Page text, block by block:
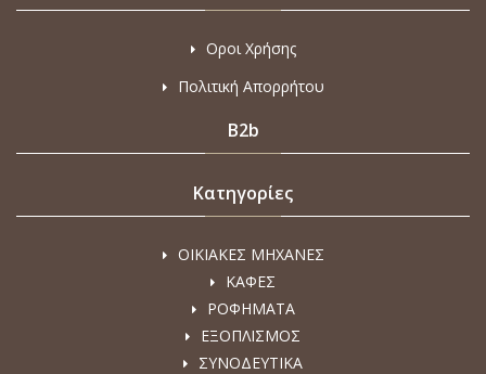
Οροι Χρήσης
Πολιτική Απορρήτου
B2b
Κατηγορίες
ΟΙΚΙΑΚΕΣ ΜΗΧΑΝΕΣ
ΚΑΦΕΣ
ΡΟΦΗΜΑΤΑ
ΕΞΟΠΛΙΣΜΟΣ
ΣΥΝΟΔΕΥΤΙΚΑ